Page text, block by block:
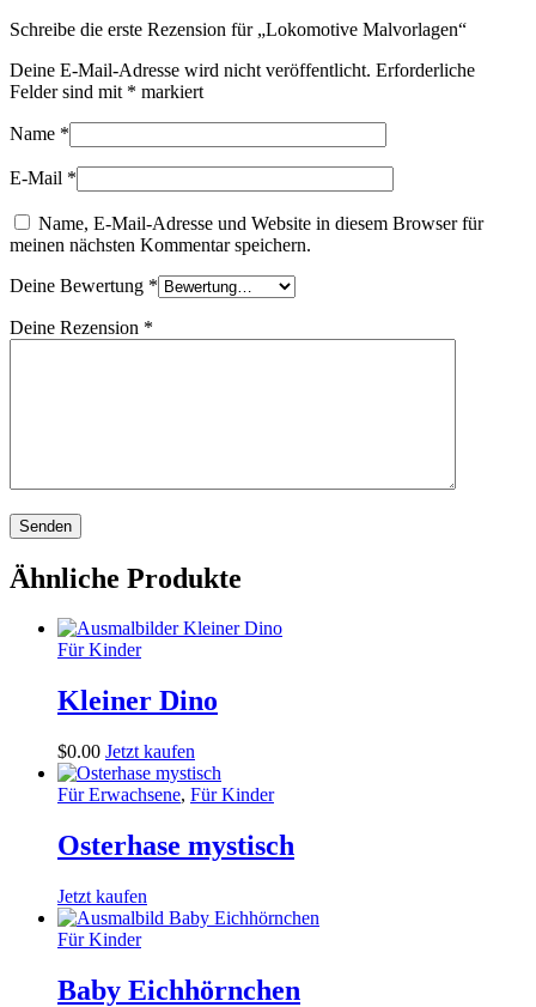
Schreibe die erste Rezension für „Lokomotive Malvorlagen“
Deine E-Mail-Adresse wird nicht veröffentlicht. Erforderliche
Felder sind mit * markiert
Name *
E-Mail *
Name, E-Mail-Adresse und Website in diesem Browser für
meinen nächsten Kommentar speichern.
Deine Bewertung *
Deine Rezension *
Ähnliche Produkte
Für Kinder
Kleiner Dino
$0.00 Jetzt kaufen
Für Erwachsene, Für Kinder
Osterhase mystisch
Jetzt kaufen
Für Kinder
Baby Eichhörnchen